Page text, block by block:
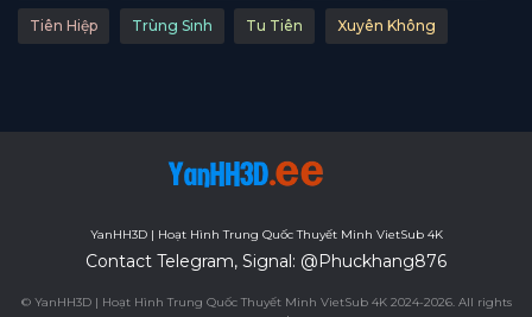
Tiên Hiệp Trùng Sinh Tu Tiên Xuyên Không
YanHH3D | Hoạt Hình Trung Quốc Thuyết Minh VietSub 4K
Contact Telegram, Signal: @Phuckhang876
© YanHH3D | Hoạt Hình Trung Quốc Thuyết Minh VietSub 4K 2024-2026. All rights